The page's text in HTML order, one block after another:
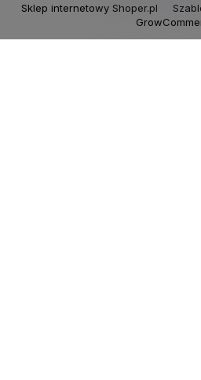
Sklep internetowy Shoper.pl